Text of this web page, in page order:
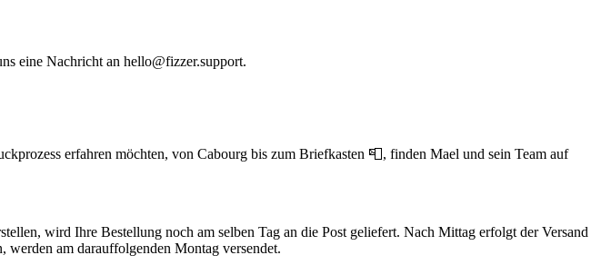
eine Nachricht an hello@fizzer.support.
erfahren möchten, von Cabourg bis zum Briefkasten 📮, finden Mael und sein Team auf
wird Ihre Bestellung noch am selben Tag an die Post geliefert. Nach Mittag erfolgt der Versand
werden am darauffolgenden Montag versendet.